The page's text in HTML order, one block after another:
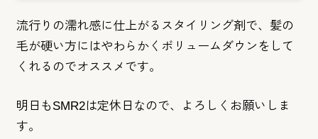
流行りの濡れ感に仕上がるスタイリング剤で、 髪の
毛が硬い方にはやわらかくボリュームダウンをして
くれるのでオススメです。
明日もSMR2は定休日なので、よろしくお願いしま
す。